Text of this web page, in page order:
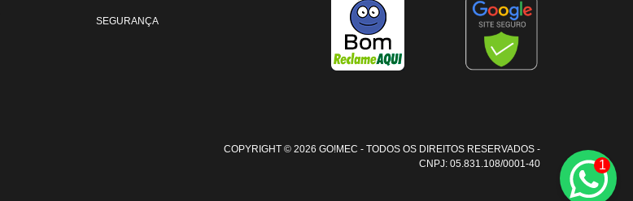
SEGURANÇA
COPYRIGHT © 2026 GO!MEC - TODOS OS DIREITOS RESERVADOS -
CNPJ: 05.831.108/0001-40
1